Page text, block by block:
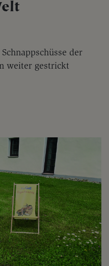
der
weiter gestrickt